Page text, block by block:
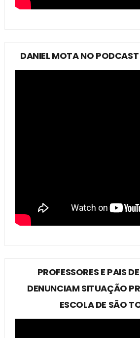
DANIEL MOTA NO
PROFESSORES E PAIS
DENUNCIAM SITUAÇÃO
ESCOLA DE SÃO